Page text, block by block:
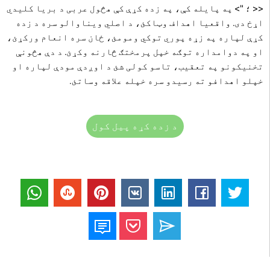
<< ؛ "> په پایله کې، په زده کړې کې هڅول عربی د بریا کليدي
اړخ دی. واقعیا اهداف وټاکئ، د اصلي ویناوالو سره د زده
کړې لپاره په زړه پوري توکي ومومئ، ځان سره انعام ورکړئ،
او په دوامداره توګه خپل پرمختګ څارنه وکړئ. د دې هڅونې
تخنیکونو په تعقیب، تاسو کولی شئ د اوږدې مودې لپاره او
خپلو اهدافو ته رسیدو سره خپله علاقه وساتئ.
د زده کړه پیل کول